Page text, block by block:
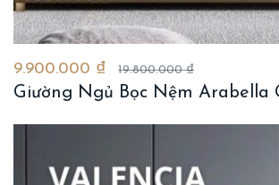
9.900.000 ₫ 19.800.000 ₫
Giường Ngủ Bọc Nệm Arabella